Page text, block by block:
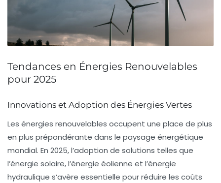
Tendances en Énergies Renouvelables
pour 2025
Innovations et Adoption des Énergies Vertes
Les énergies renouvelables occupent une place de plus
en plus prépondérante dans le paysage énergétique
mondial. En 2025, l’adoption de solutions telles que
l’énergie solaire, l’énergie éolienne et l’énergie
hydraulique s’avère essentielle pour réduire les coûts